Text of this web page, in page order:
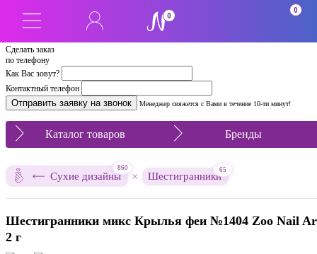
Сделать заказ
по телефону
Как Вас зовут?
Контактный телефон
Менеджер свяжется с Вами в течение 10-ти минут!
0
0
Каталог товаров Бренды
Сухие дизайны
860
× Шестигранники
65
Шестигранники микс Крылья феи №1404 Zoo Nail
2 г